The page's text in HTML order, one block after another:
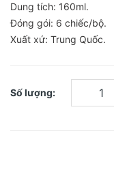
Dung tích: 160ml.
Đóng gói: 6 chiếc/bộ.
Xuất xứ: Trung Quốc.
Số lượng: